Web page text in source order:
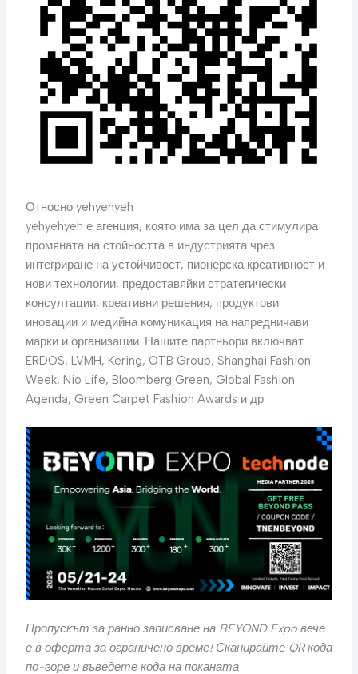
Относно yehyehyeh
yehyehyeh е агенция, която има за цел да стимулира
промяната на стойността в индустрията чрез
интегриране на устойчивост, пионерска креативност и
нови технологии, предоставяйки стратегически
консултации, креативни решения, продуктови
иновации и медийна комуникация на напредничави
марки и организации. Нашите партньори включват
ERDOS, LVMH, Kering, OTB Group, Shanghai Fashion
Week, Nio Life, Bloomberg Green, Global Fashion
Agenda, Green Carpet Fashion Awards и др.
Пропускът за ранно записване на BEYOND Expo вече
е в оферта за ограничено време! Сканирайте QR кода
по-горе и въведете кода на поканата